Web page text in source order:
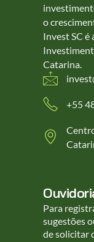
o
Invest SC é
Catarina.
+55
Para
sugestões
de solicitar